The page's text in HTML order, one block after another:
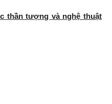
thần tượng và nghệ thuật